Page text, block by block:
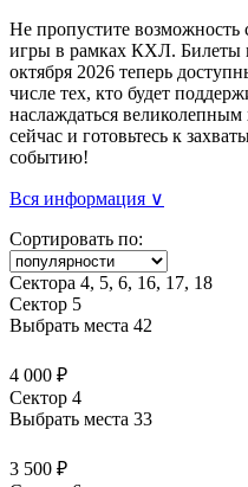
Не пропустите возможность
игры в рамках КХЛ. Билеты
октября 2026 теперь
числе тех, кто будет
наслаждаться
сейчас и готовьтесь к
событию!
Вся информация ∨
Сортировать по:
Сектора 4, 5, 6, 16, 17, 18
Сектор 5
Выбрать места 42
4 000 ₽
Сектор 4
Выбрать места 33
3 500 ₽